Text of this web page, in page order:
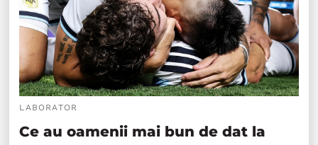
LABORATOR
Ce au oamenii mai bun de dat la